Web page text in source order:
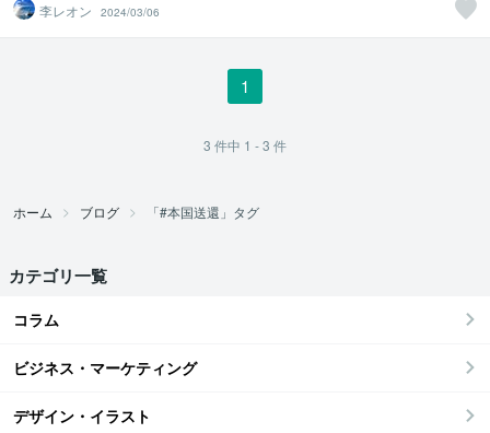
李レオン
2024/03/06
1
3 件中 1 - 3 件
ホーム ブログ 「#本国送還」タグ
カテゴリ一覧
コラム
ビジネス・マーケティング
デザイン・イラスト